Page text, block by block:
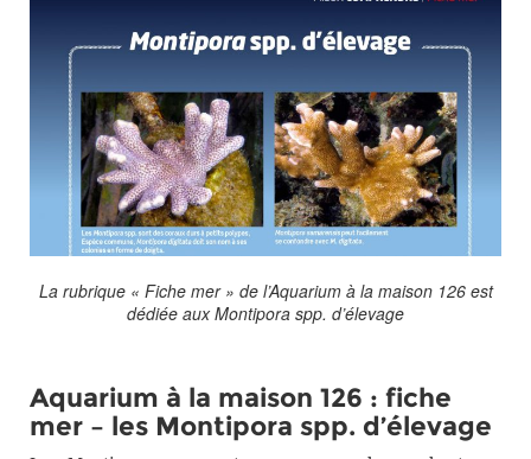
La rubrique « Fiche mer » de l’Aquarium à la maison 126 est
dédiée aux Montipora spp. d’élevage
Aquarium à la maison 126 : fiche
mer – les Montipora spp. d’élevage